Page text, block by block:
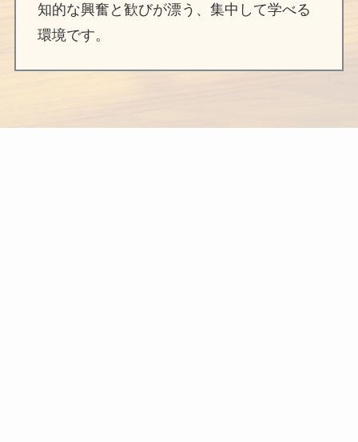
知的な興奮と歓びが漂う、集中して学べる
環境です。